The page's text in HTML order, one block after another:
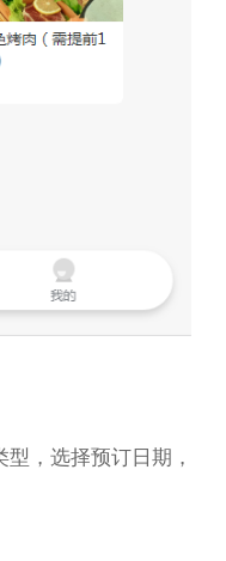
，选择预订日期，